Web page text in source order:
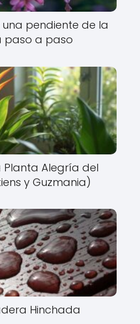
pendiente de la
paso a paso
Planta Alegría del
y Guzmania)
Hinchada